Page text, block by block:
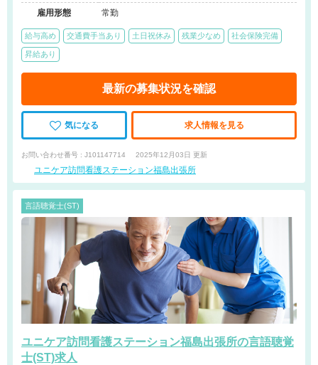
雇用形態
常勤
給与高め 交通費手当あり 土日祝休み 残業少なめ 社会保険完備
昇給あり
最新の募集状況を確認
気になる 求人情報を見る
お問い合わせ番号 : J101147714 2025年12月03日 更新
ユニケア訪問看護ステーション福島出張所
言語聴覚士(ST)
ユニケア訪問看護ステーション福島出張所の言語聴覚
士(ST)求人